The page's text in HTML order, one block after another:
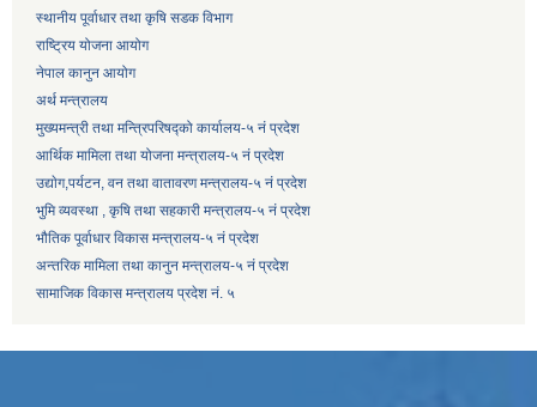
स्थानीय पूर्वाधार तथा कृषि सडक विभाग
राष्ट्रिय योजना आयोग
नेपाल कानुन आयोग
अर्थ मन्त्रालय
मुख्यमन्त्री तथा मन्त्रिपरिषद्को कार्यालय-५ नं प्रदेश
आर्थिक मामिला तथा योजना मन्त्रालय-५ नं प्रदेश
उद्याेग,पर्यटन, वन तथा वातावरण मन्त्रालय-५ नं प्रदेश
भुमि व्यवस्था , कृषि तथा सहकारी मन्त्रालय-५ नं प्रदेश
भौतिक पूर्वाधार विकास मन्त्रालय-५ नं प्रदेश
अन्तरिक मामिला तथा कानुन मन्त्रालय-५ नं प्रदेश
सामाजिक विकास मन्त्रालय प्रदेश नं. ५